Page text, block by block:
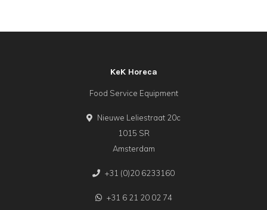
KeK Horeca
Food Service Equipment
Nieuwe Leliestraat 20c
1015 SR
Amsterdam
+31 (0)20 6233160
+31 6 21 20 02 74